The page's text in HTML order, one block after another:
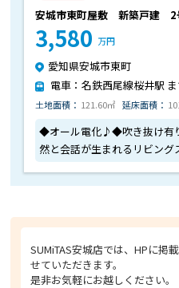
安城市東町屋敷 新築戸建 2
3,580 万円
愛知県安城市東町
電車：名鉄西尾線桜井駅
土地面積： 121.60㎡ 延床面積：
◆オール電化♪◆吹き抜け有
然と会話が生まれるリビン
SUMiTAS安城店では、HPに掲
せていただきます。
是非お気軽にお越しください。